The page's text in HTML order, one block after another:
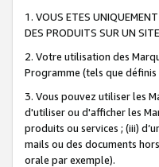
1. VOUS ETES
DES PRODUITS SUR UN
2. Votre utilisation des
Programme (tels que définis
3. Vous pouvez utiliser les
d'utiliser ou d'afficher les
produits ou services ; (iii)
mails ou des documents
orale par exemple).